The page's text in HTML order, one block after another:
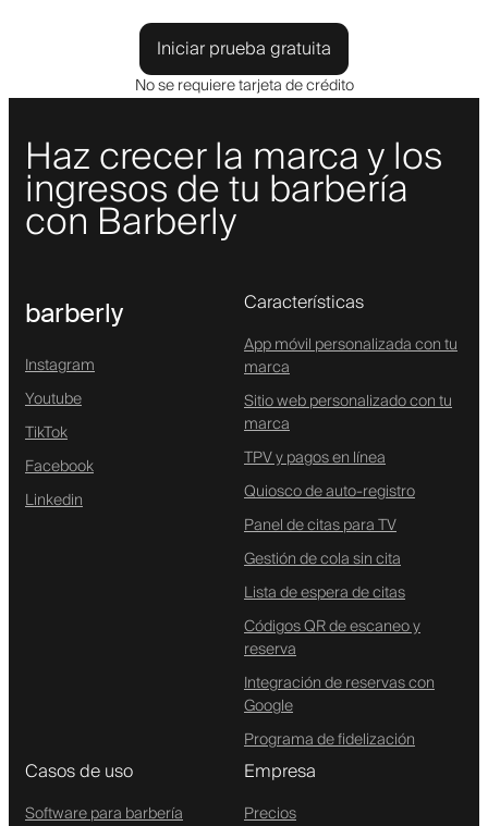
Iniciar prueba gratuita
No se requiere tarjeta de crédito
Haz crecer la marca y los
ingresos de tu barbería
con Barberly
barberly
Instagram
Youtube
TikTok
Facebook
Linkedin
Características
App móvil personalizada con tu
marca
Sitio web personalizado con tu
marca
TPV y pagos en línea
Quiosco de auto-registro
Panel de citas para TV
Gestión de cola sin cita
Lista de espera de citas
Códigos QR de escaneo y
reserva
Integración de reservas con
Google
Programa de fidelización
Casos de uso
Software para barbería
Empresa
Precios